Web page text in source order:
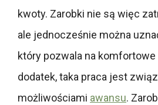
kwoty. Zarobki nie są więc
ale jednocześnie można
który pozwala na
dodatek, taka praca jest
możliwościami awansu.